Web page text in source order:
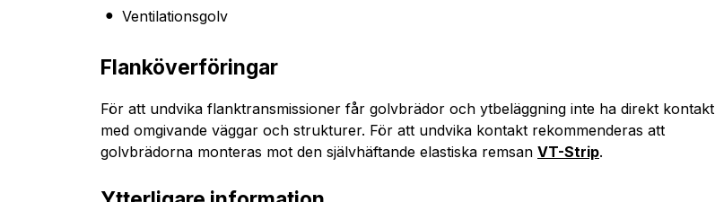
Ventilationsgolv
Flanköverföringar
För att undvika flanktransmissioner får golvbrädor och ytbeläggning inte ha direkt kontakt
med omgivande väggar och strukturer. För att undvika kontakt rekommenderas att
golvbrädorna monteras mot den självhäftande elastiska remsan VT-Strip.